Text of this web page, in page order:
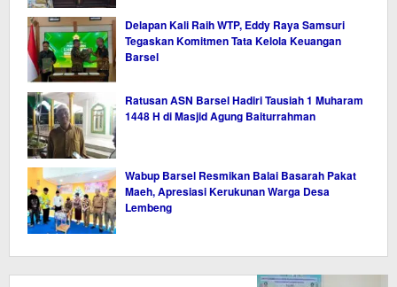
Delapan Kali Raih WTP, Eddy Raya Samsuri
Tegaskan Komitmen Tata Kelola Keuangan
Barsel
Ratusan ASN Barsel Hadiri Tausiah 1 Muharam
1448 H di Masjid Agung Baiturrahman
Wabup Barsel Resmikan Balai Basarah Pakat
Maeh, Apresiasi Kerukunan Warga Desa
Lembeng